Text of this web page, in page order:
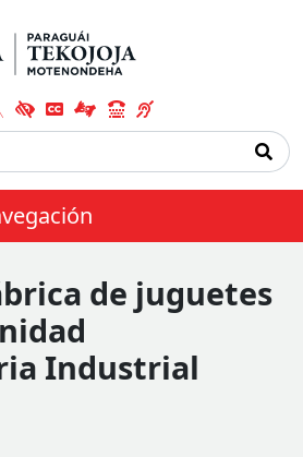
de juguetes
Industrial